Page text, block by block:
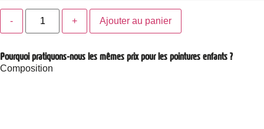
Ajouter au panier
Pourquoi pratiquons-nous les mêmes prix pour les pointures enfants ?
Composition